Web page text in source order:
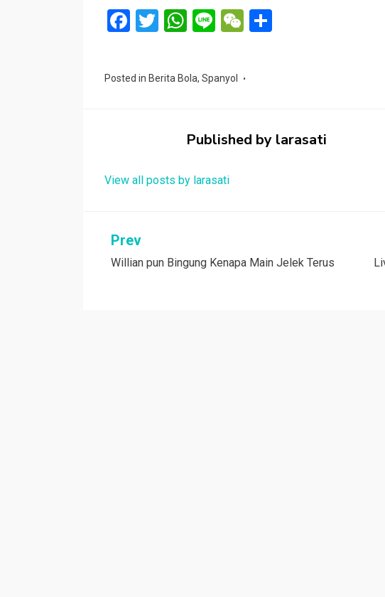
F
b
T
er
W
s
p
Li
W
h
Posted in Berita Bola, Spanyol
Published by larasati
View all posts by larasati
Navigasi
pos
Prev
Willian pun Bingung Kenapa Main Jelek Terus